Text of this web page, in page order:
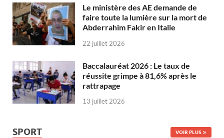
Le ministère des AE demande de
faire toute la lumière sur la mort de
Abderrahim Fakir en Italie
22 juillet 2026
Baccalauréat 2026 : Le taux de
réussite grimpe à 81,6% après le
rattrapage
13 juillet 2026
SPORT VOIR PLUS